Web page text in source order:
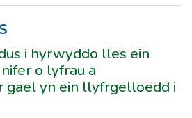
i hyrwyddo lles ein
o lyfrau a
gael yn ein llyfrgelloedd i